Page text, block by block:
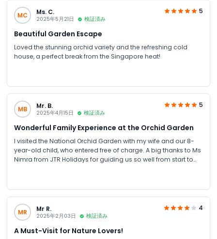
MC Ms. C.
2025年5月21日 検証済み
5
Beautiful Garden Escape
Loved the stunning orchid variety and the refreshing cold
house, a perfect break from the Singapore heat!
MB Mr. B.
2025年4月15日 検証済み
5
Wonderful Family Experience at the Orchid Garden
I visited the National Orchid Garden with my wife and our 8-
year-old child, who entered free of charge. A big thanks to Ms
Nimra from JTR Holidays for guiding us so well from start to
MR Mr R.
2025年2月03日 検証済み
4
A Must-Visit for Nature Lovers!